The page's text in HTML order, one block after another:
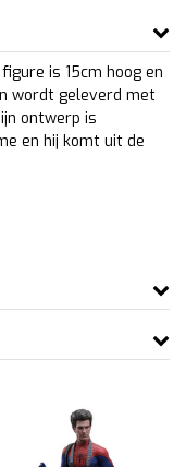
is 15cm hoog en
wordt geleverd met
ontwerp is
en hij komt uit de